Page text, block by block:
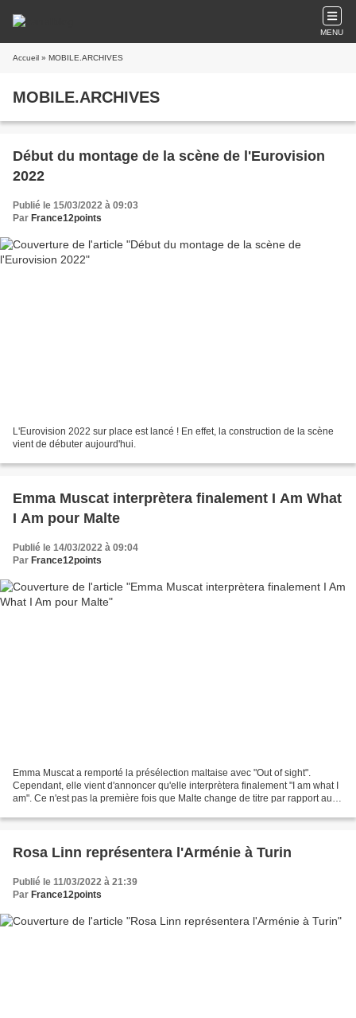
MENU
Accueil » MOBILE.ARCHIVES
MOBILE.ARCHIVES
Début du montage de la scène de l'Eurovision
2022
Publié le 15/03/2022 à 09:03
Par France12points
L'Eurovision 2022 sur place est lancé ! En effet, la construction de la scène
vient de débuter aujourd'hui.
Emma Muscat interprètera finalement I Am What
I Am pour Malte
Publié le 14/03/2022 à 09:04
Par France12points
Emma Muscat a remporté la présélection maltaise avec "Out of sight".
Cependant, elle vient d'annoncer qu'elle interprètera finalement "I am what I
am". Ce n'est pas la première fois que Malte change de titre par rapport au
Rosa Linn représentera l'Arménie à Turin
Publié le 11/03/2022 à 21:39
Par France12points